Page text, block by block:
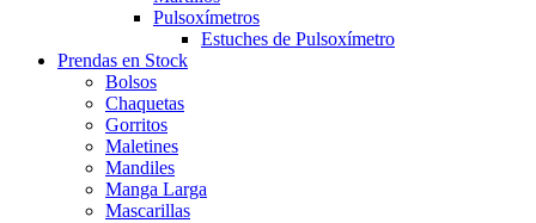
Pulsoxímetros
Estuches de Pulsoxímetro
Prendas en Stock
Bolsos
Chaquetas
Gorritos
Maletines
Mandiles
Manga Larga
Mascarillas